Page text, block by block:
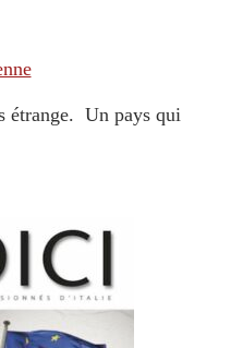
étrange. Un pays qui